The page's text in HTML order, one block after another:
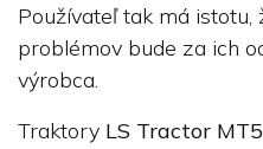
Používateľ tak má istotu,
problémov bude za ich
výrobca.
Traktory LS Tractor MT5